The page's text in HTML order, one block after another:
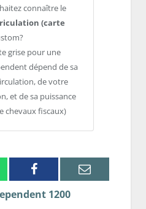
connaître le
(carte
grise pour une
dépend de sa
de votre
et de sa puissance
chevaux fiscaux)
Facebook Email
1200